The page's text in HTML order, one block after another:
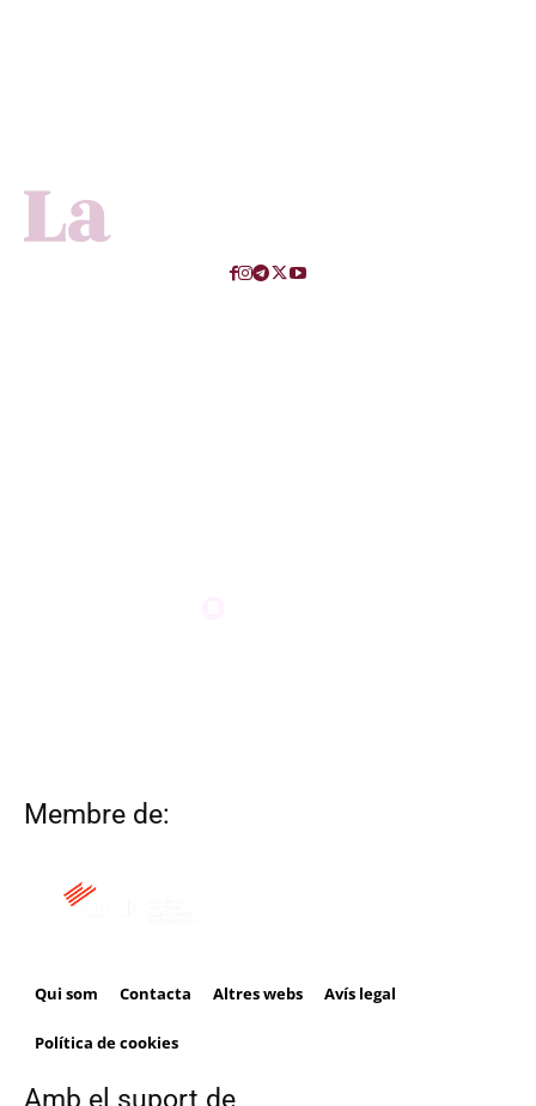
Membre de:
Qui som Contacta Altres webs Avís legal
Política de cookies
Amb el suport de